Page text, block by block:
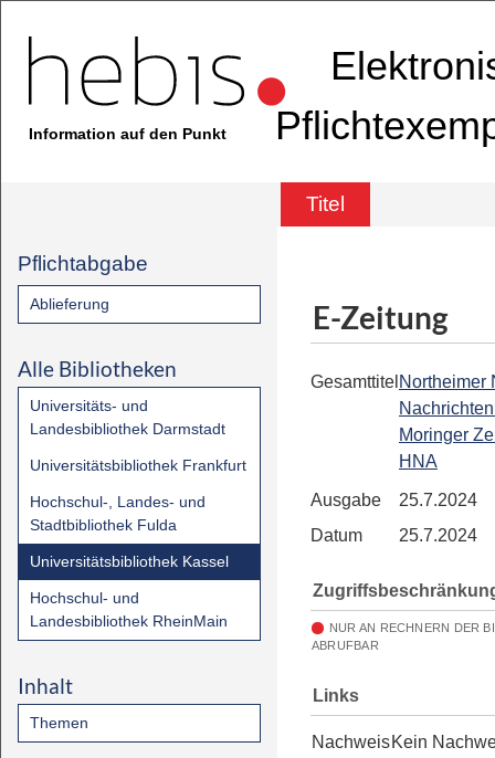
Information auf den Punkt
Titel
Pflichtabgabe
Ablieferung
Alle Bibliotheken
Universitäts- und
Landesbibliothek Darmstadt
Universitätsbibliothek Frankfurt
Hochschul-, Landes- und
Stadtbibliothek Fulda
Universitätsbibliothek Kassel
Hochschul- und
Landesbibliothek RheinMain
Inhalt
Themen
E-Zeitung
Gesamttitel Northeimer
Moringer
HNA
Ausgabe
25.7.2024
Datum
25.7.2024
NUR AN RECHNERN DER
ABRUFBAR
Links
NachweisKein